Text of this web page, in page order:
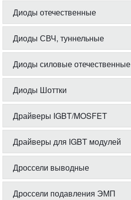
Диоды отечественные
Диоды СВЧ, туннельные
Диоды силовые отечественные
Диоды Шоттки
Драйверы IGBT/MOSFET
Драйверы для IGBT модулей
Дроссели выводные
Дроссели подавления ЭМП